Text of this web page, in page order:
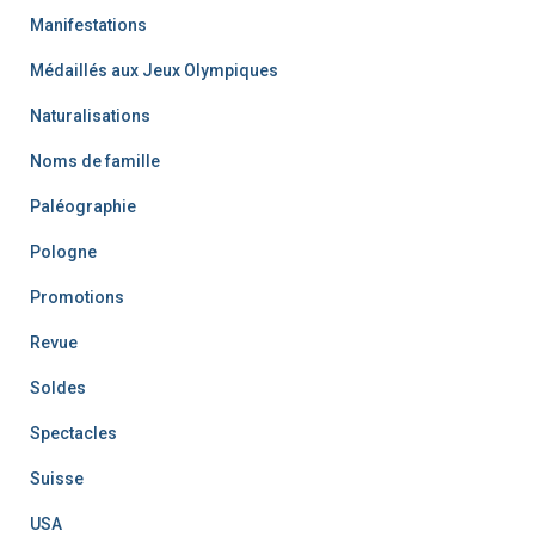
Manifestations
Médaillés aux Jeux Olympiques
Naturalisations
Noms de famille
Paléographie
Pologne
Promotions
Revue
Soldes
Spectacles
Suisse
USA